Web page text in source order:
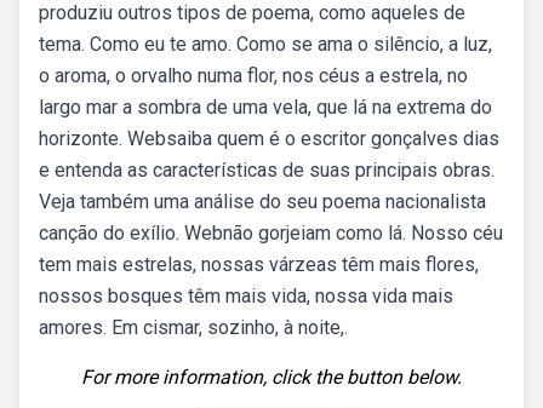
produziu outros tipos de poema, como aqueles de
tema. Como eu te amo. Como se ama o silêncio, a luz,
o aroma, o orvalho numa flor, nos céus a estrela, no
largo mar a sombra de uma vela, que lá na extrema do
horizonte. Websaiba quem é o escritor gonçalves dias
e entenda as características de suas principais obras.
Veja também uma análise do seu poema nacionalista
canção do exílio. Webnão gorjeiam como lá. Nosso céu
tem mais estrelas, nossas várzeas têm mais flores,
nossos bosques têm mais vida, nossa vida mais
amores. Em cismar, sozinho, à noite,.
For more information, click the button below.